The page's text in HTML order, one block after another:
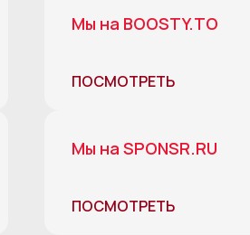
Мы на BOOSTY.TO
ПОСМОТРЕТЬ
Мы на SPONSR.RU
ПОСМОТРЕТЬ